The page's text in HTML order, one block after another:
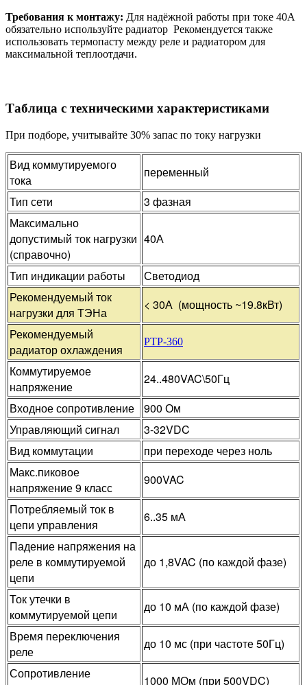
Требования к монтажу: Для надёжной работы при токе 40А
обязательно используйте радиатор Рекомендуется также
использовать термопасту между реле и радиатором для
максимальной теплоотдачи.
Таблица с техническими характеристиками
При подборе, учитывайте 30% запас по току нагрузки
Вид коммутируемого
тока
переменный
Тип сети
3 фазная
Максимально
допустимый ток нагрузки
(справочно)
40А
Тип индикации работы
Светодиод
Рекомендуемый ток
нагрузки для ТЭНа
< 30А (мощность ~19.8кВт)
Рекомендуемый
радиатор охлаждения
РТР-360
Коммутируемое
напряжение
24..480VAC\50Гц
Входное сопротивление
900 Ом
Управляющий сигнал
3-32VDC
Вид коммутации
при переходе через ноль
Макс.пиковое
напряжение 9 класс
900VAC
Потребляемый ток в
цепи управления
6..35 мА
Падение напряжения на
реле в коммутируемой
цепи
до 1,8VAC (по каждой фазе)
Ток утечки в
коммутируемой цепи
до 10 мА (по каждой фазе)
Время переключения
реле
до 10 мс (при частоте 50Гц)
Сопротивление
1000 МОм (при 500VDC)